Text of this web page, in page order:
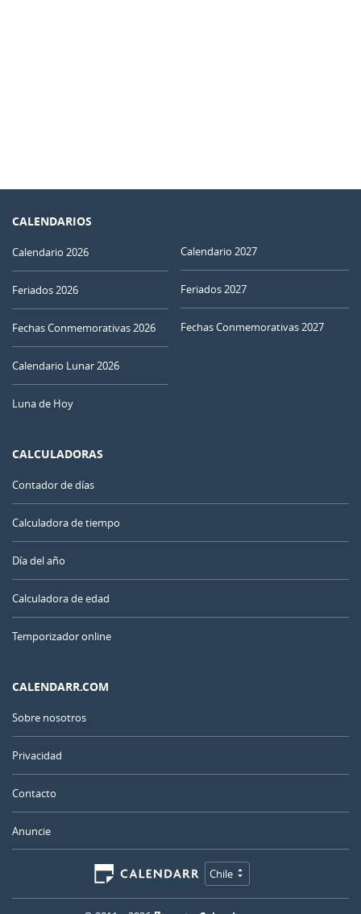
CALENDARIOS
Calendario 2026
Feriados 2026
Fechas Conmemorativas 2026
Calendario Lunar 2026
Luna de Hoy
Calendario 2027
Feriados 2027
Fechas Conmemorativas 2027
CALCULADORAS
Contador de días
Calculadora de tiempo
Día del año
Calculadora de edad
Temporizador online
CALENDARR.COM
Sobre nosotros
Privacidad
Contacto
Anuncie
Chile